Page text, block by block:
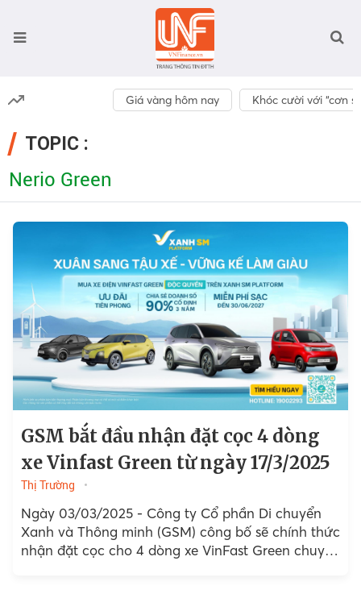
Giá vàng hôm nay Khóc cười với “cơn
TOPIC :
Nerio Green
GSM bắt đầu nhận đặt cọc 4 dòng
xe Vinfast Green từ ngày 17/3/2025
Thị Trường
Ngày 03/03/2025 - Công ty Cổ phần Di chuyển
Xanh và Thông minh (GSM) công bố sẽ chính thức
nhận đặt cọc cho 4 dòng xe VinFast Green chuyên